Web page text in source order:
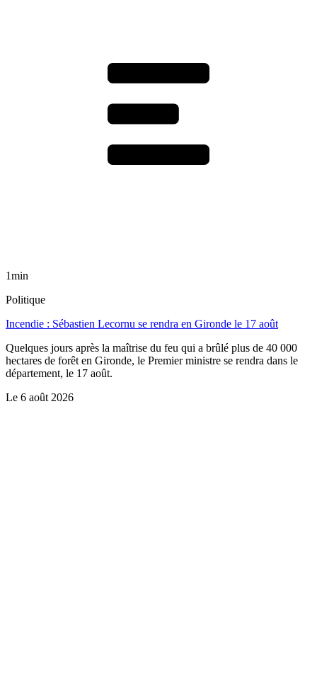
1min
Politique
Incendie : Sébastien Lecornu se rendra en Gironde le 17 août
Quelques jours après la maîtrise du feu qui a brûlé plus de 40 000
hectares de forêt en Gironde, le Premier ministre se rendra dans le
département, le 17 août.
Le 6 août 2026